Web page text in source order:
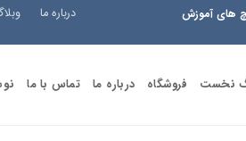
های آموزش
درباره ما
نخست فروشگاه درباره ما تماس با ما